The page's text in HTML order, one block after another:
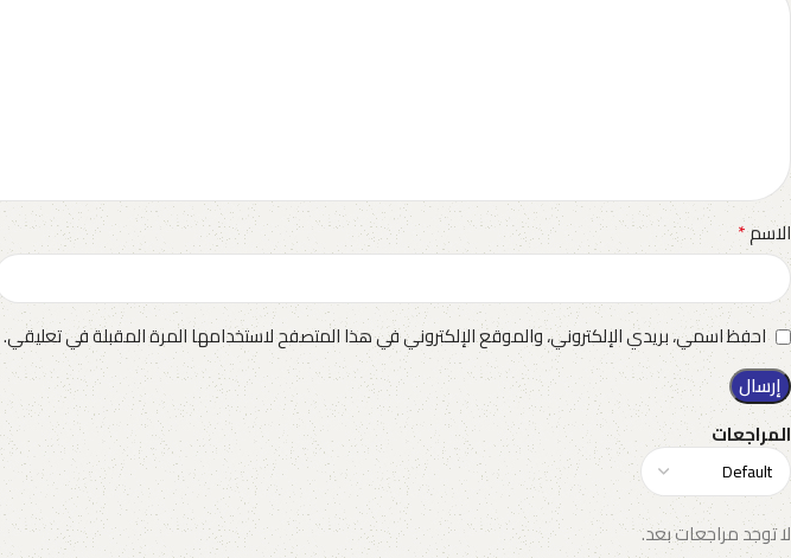
المراجعات
لا توجد مراجعات بعد.
الاسم*
احفظ اسمي، بريدي الإلكتروني، والموقع الإلكتروني في هذا المتصفح لاستخدامها المرة المقبلة في تعليقي.